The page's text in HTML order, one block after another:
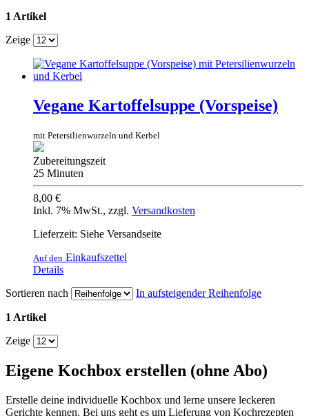
1 Artikel
Zeige
Vegane Kartoffelsuppe (Vorspeise)
mit Petersilienwurzeln und Kerbel
Zubereitungszeit
25 Minuten
8,00 €
Inkl. 7% MwSt., zzgl. Versandkosten
Lieferzeit: Siehe Versandseite
Auf den Einkaufszettel
Details
Sortieren nach
In aufsteigender Reihenfolge
1 Artikel
Zeige
Eigene Kochbox erstellen (ohne Abo)
Erstelle deine individuelle Kochbox und lerne unsere leckeren
Gerichte kennen. Bei uns geht es um Lieferung von Kochrezepten